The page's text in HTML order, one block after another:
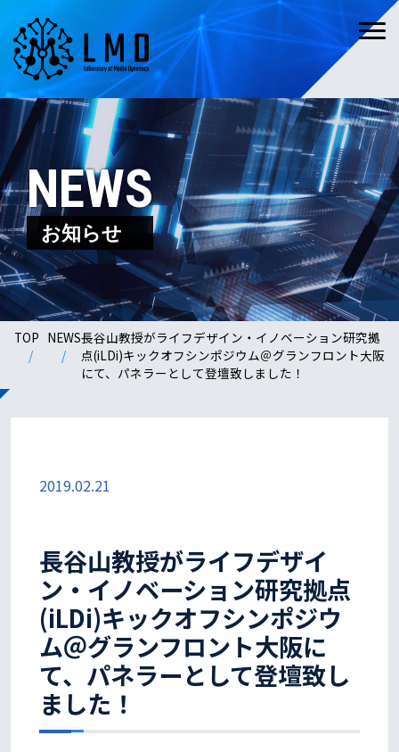
NEWS
お知らせ
TOP NEWS長谷山教授がライフデザイン・イノベーション研究拠
点(iLDi)キックオフシンポジウム＠グランフロント大阪
にて、パネラーとして登壇致しました！
2019.02.21
長谷山教授がライフデザイ
ン・イノベーション研究拠点
(iLDi)キックオフシンポジウ
ム＠グランフロント大阪に
て、パネラーとして登壇致し
ました！